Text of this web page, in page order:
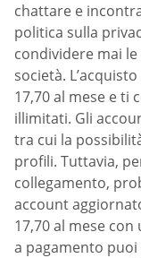
chattare e
politica sulla
condividere mai
società.
17,70 al mese e ti
illimitati. Gli
tra cui la
profili. Tuttavia,
collegamento,
account
17,70 al mese
a pagamento